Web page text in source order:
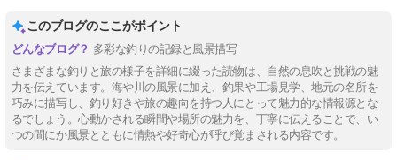
このブログのここがポイント
多彩な釣りの記録と風景描写
さまざまな釣りと旅の様子を詳細に綴った読物は、自然の息吹と挑戦の魅
力を伝えています。海や川の風景に加え、釣果や工場見学、地元の名所を
巧みに描写し、釣り好きや旅の趣向を持つ人にとって魅力的な情報源とな
るでしょう。心動かされる瞬間や場所の魅力を、丁寧に伝えることで、い
つの間にか風景とともに情熱や好奇心が呼び覚まされる内容です。